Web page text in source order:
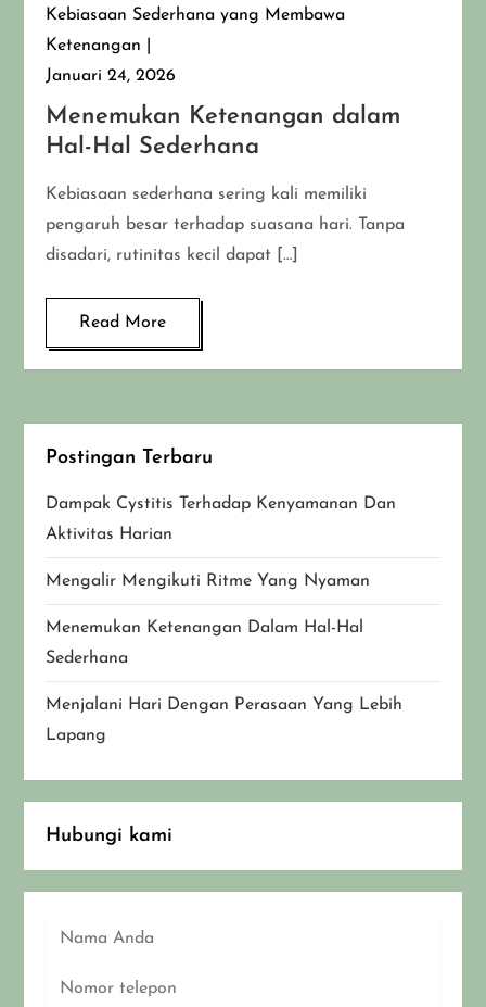
Kebiasaan Sederhana yang Membawa
Ketenangan
Januari 24, 2026
Menemukan Ketenangan dalam
Hal-Hal Sederhana
Kebiasaan sederhana sering kali memiliki
pengaruh besar terhadap suasana hari. Tanpa
disadari, rutinitas kecil dapat […]
Read More
Postingan Terbaru
Dampak Cystitis Terhadap Kenyamanan Dan
Aktivitas Harian
Mengalir Mengikuti Ritme Yang Nyaman
Menemukan Ketenangan Dalam Hal-Hal
Sederhana
Menjalani Hari Dengan Perasaan Yang Lebih
Lapang
Hubungi kami